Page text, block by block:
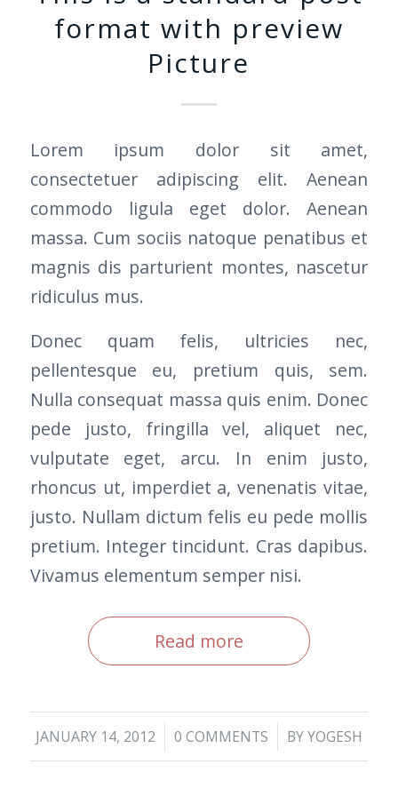
format with preview
Picture
Lorem ipsum dolor sit amet,
consectetuer adipiscing elit. Aenean
commodo ligula eget dolor. Aenean
massa. Cum sociis natoque penatibus et
magnis dis parturient montes, nascetur
ridiculus mus.
Donec quam felis, ultricies nec,
pellentesque eu, pretium quis, sem.
Nulla consequat massa quis enim. Donec
pede justo, fringilla vel, aliquet nec,
vulputate eget, arcu. In enim justo,
rhoncus ut, imperdiet a, venenatis vitae,
justo. Nullam dictum felis eu pede mollis
pretium. Integer tincidunt. Cras dapibus.
Vivamus elementum semper nisi.
Read more
JANUARY 14, 2012
/ 0 COMMENTS
/ BYYOGESH